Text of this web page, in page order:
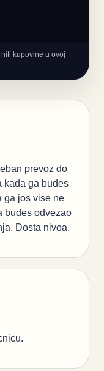
kupovine u ovoj
prevoz do
kada ga budes
ga jos vise ne
budes odvezao
Dosta nivoa.